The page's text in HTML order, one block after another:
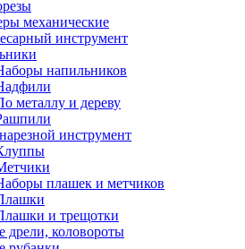
механические
инструмент
напильников
металлу и дереву
инструмент
плашек и метчиков
и трещотки
дрели, коловороты